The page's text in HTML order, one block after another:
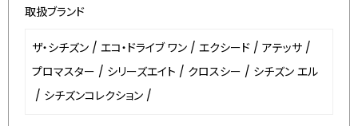
取扱ブランド
ザ・シチズン / エコ・ドライブ ワン / エクシード / アテッサ /
プロマスター / シリーズエイト / クロスシー / シチズン エル
/ シチズンコレクション /